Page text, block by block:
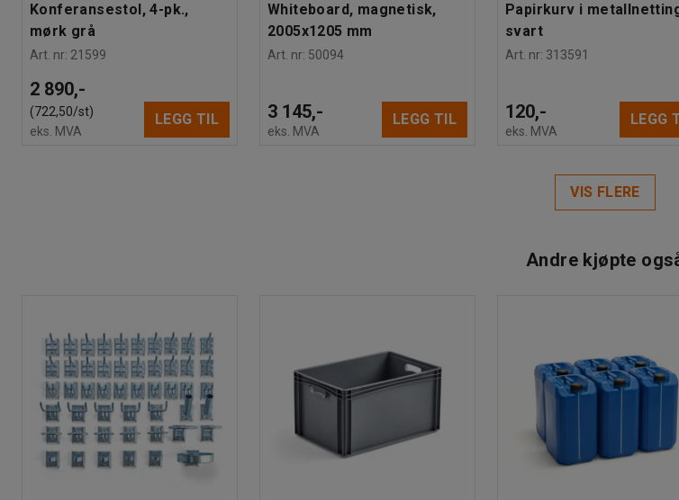
Konferansestol, 4-pk.,
mørk grå
Art. nr: 21599
2 890,-
(722,50/st)
eks. MVA
LEGG TIL
Whiteboard, magnetisk,
2005x1205 mm
Art. nr: 50094
3 145,-
eks. MVA
LEGG TIL
Papirkurv i
svart
Art. nr: 313591
120,-
eks. MVA
LEGG
VIS FLERE
Andre kjøpte